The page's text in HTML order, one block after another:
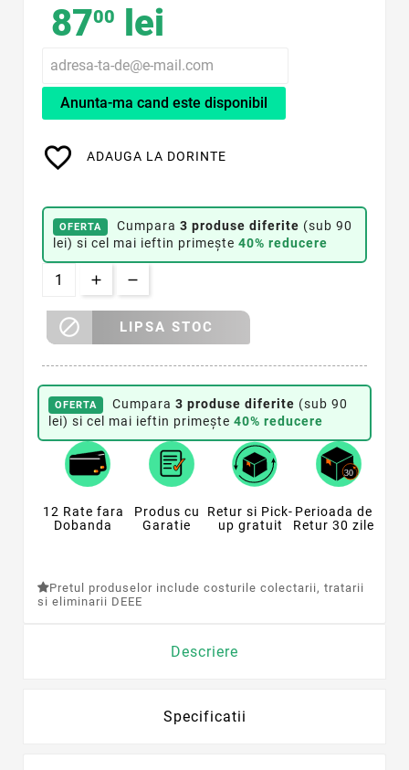
8700 lei
Anunta-ma cand este disponibil
favorite_border ADAUGA LA DORINTE
OFERTA Cumpara 3 produse diferite (sub 90
lei) si cel mai ieftin primește 40% reducere
 LIPSA STOC
OFERTA Cumpara 3 produse diferite (sub 90
lei) si cel mai ieftin primește 40% reducere
12 Rate fara
Dobanda
Produs cu
Garatie
Retur si Pick-
up gratuit
Perioada de
Retur 30 zile
Pretul produselor include costurile colectarii, tratarii
si eliminarii DEEE
Descriere
Specificatii